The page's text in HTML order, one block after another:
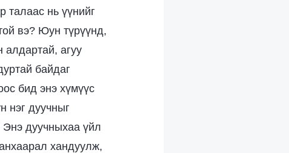
талаас нь үүнийг
вэ? Юун түрүүнд,
агуу
байдаг
бид энэ хүмүүс
нэг дуучныг
Энэ дуучныхаа үйл
хандуулж,